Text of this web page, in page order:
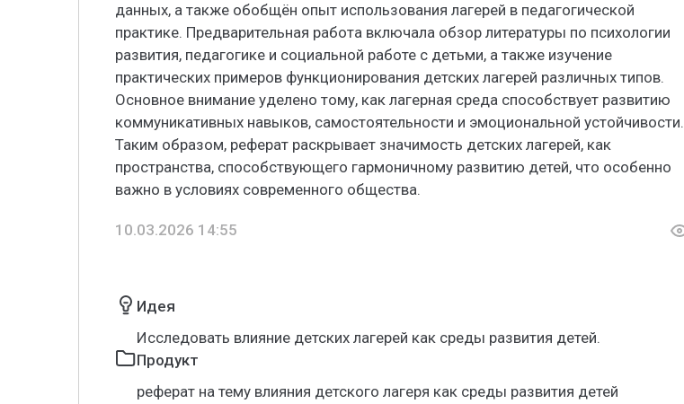
данных, а также обобщён опыт использования лагерей в педагогической
практике. Предварительная работа включала обзор литературы по психологии
развития, педагогике и социальной работе с детьми, а также изучение
практических примеров функционирования детских лагерей различных типов.
Основное внимание уделено тому, как лагерная среда способствует развитию
коммуникативных навыков, самостоятельности и эмоциональной устойчивости.
Таким образом, реферат раскрывает значимость детских лагерей, как
пространства, способствующего гармоничному развитию детей, что особенно
важно в условиях современного общества.
10.03.2026 14:55
Идея
Исследовать влияние детских лагерей как среды развития детей.
Продукт
реферат на тему влияния детского лагеря как среды развития детей